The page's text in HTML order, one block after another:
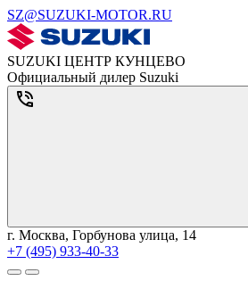
SZ@SUZUKI-MOTOR.RU
SUZUKI ЦЕНТР КУНЦЕВО
Официальный дилер Suzuki
г. Москва, Горбунова улица, 14
+7 (495) 933-40-33